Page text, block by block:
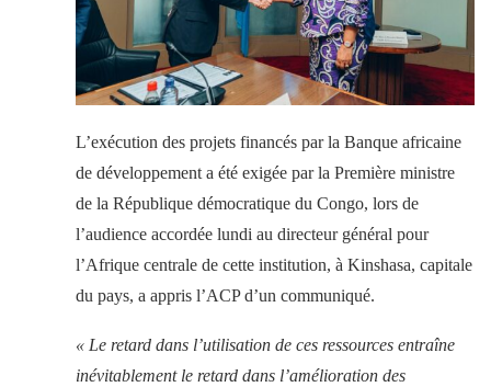
L’exécution des projets financés par la Banque africaine
de développement a été exigée par la Première ministre
de la République démocratique du Congo, lors de
l’audience accordée lundi au directeur général pour
l’Afrique centrale de cette institution, à Kinshasa, capitale
du pays, a appris l’ACP d’un communiqué.
« Le retard dans l’utilisation de ces ressources entraîne
inévitablement le retard dans l’amélioration des